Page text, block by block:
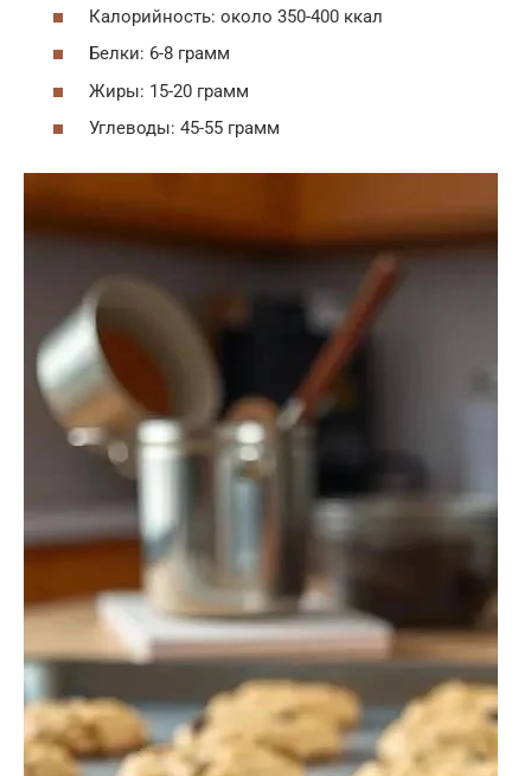
Калорийность: около 350-400 ккал
Белки: 6-8 грамм
Жиры: 15-20 грамм
Углеводы: 45-55 грамм